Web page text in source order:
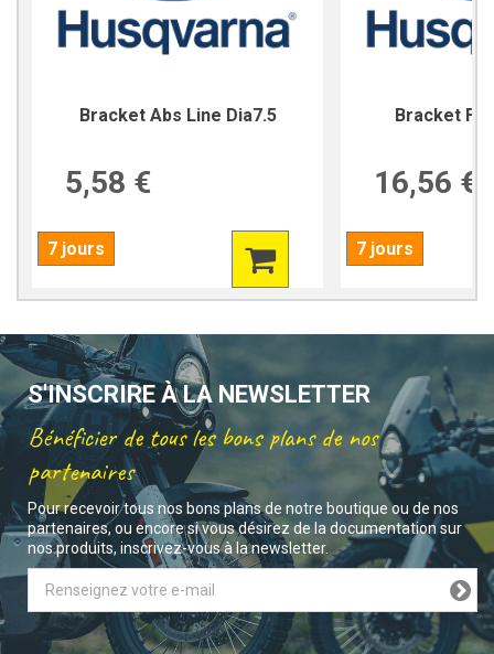
Bracket Abs Line Dia7.5
5,58 €
7 jours
Bracket
16,56 €
7 jours
S'INSCRIRE À LA NEWSLETTER
Bénéficier de tous les bons plans de nos
partenaires
Pour recevoir tous nos bons plans de notre boutique ou de nos
partenaires, ou encore si vous désirez de la documentation sur
nos produits, inscrivez-vous à la newsletter.